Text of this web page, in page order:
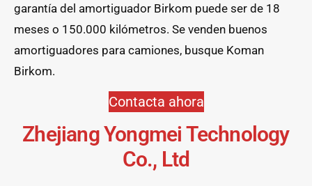
garantía del amortiguador Birkom puede ser de 18
meses o 150.000 kilómetros. Se venden buenos
amortiguadores para camiones, busque Koman
Birkom.
Contacta ahora
Zhejiang Yongmei Technology
Co., Ltd